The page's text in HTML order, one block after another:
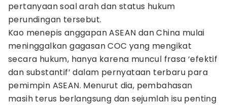
pertanyaan soal arah dan status hukum
perundingan tersebut.
Kao menepis anggapan ASEAN dan China mulai
meninggalkan gagasan COC yang mengikat
secara hukum, hanya karena muncul frasa ‘efektif
dan substantif’ dalam pernyataan terbaru para
pemimpin ASEAN. Menurut dia, pembahasan
masih terus berlangsung dan sejumlah isu penting